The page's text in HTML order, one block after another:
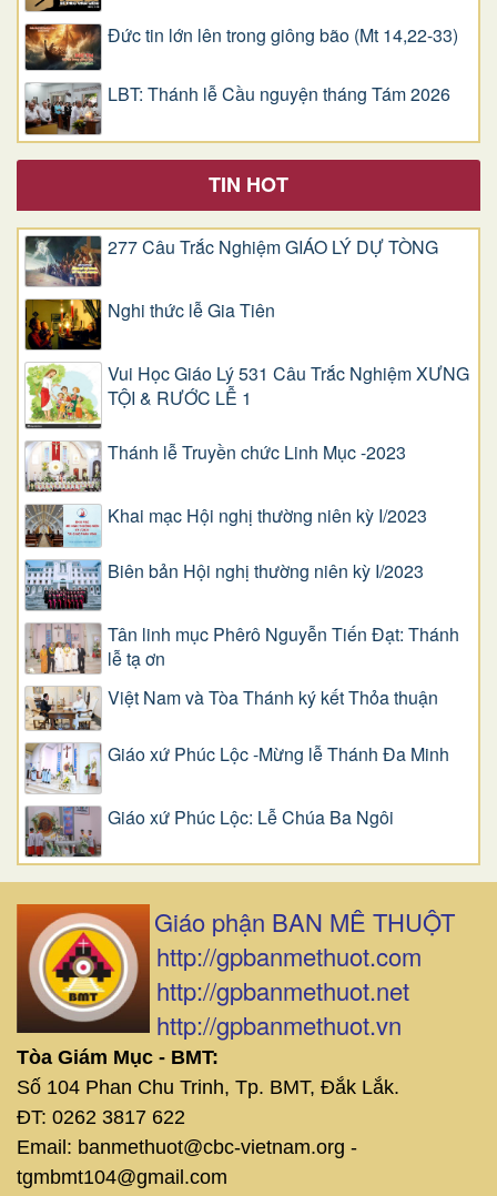
Đức tin lớn lên trong giông bão (Mt 14,22-33)
LBT: Thánh lễ Cầu nguyện tháng Tám 2026
TIN HOT
277 Câu Trắc Nghiệm GIÁO LÝ DỰ TÒNG
Nghi thức lễ Gia Tiên
Vui Học Giáo Lý 531 Câu Trắc Nghiệm XƯNG
TỘI & RƯỚC LỄ 1
Thánh lễ Truyền chức Linh Mục -2023
Khai mạc Hội nghị thường niên kỳ I/2023
Biên bản Hội nghị thường niên kỳ I/2023
Tân linh mục Phêrô Nguyễn Tiến Đạt: Thánh
lễ tạ ơn
Việt Nam và Tòa Thánh ký kết Thỏa thuận
Giáo xứ Phúc Lộc -Mừng lễ Thánh Đa Minh
Giáo xứ Phúc Lộc: Lễ Chúa Ba Ngôi
Giáo phận BAN MÊ THUỘT
http://gpbanmethuot.com
http://gpbanmethuot.net
http://gpbanmethuot.vn
Tòa Giám Mục - BMT:
Số 104 Phan Chu Trinh, Tp. BMT, Đắk Lắk.
ĐT: 0262 3817 622
Email: banmethuot@cbc-vietnam.org -
tgmbmt104@gmail.com